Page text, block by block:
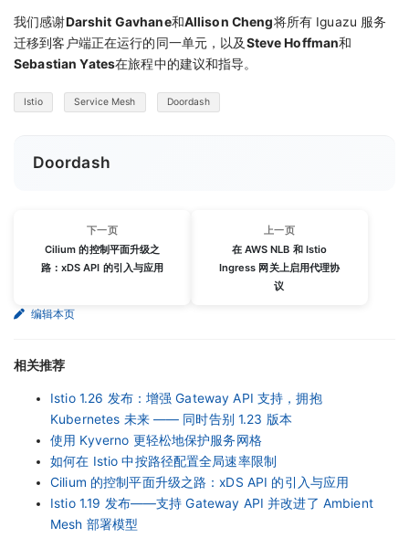
我们感谢Darshit Gavhane和Allison Cheng将所有 Iguazu 服务
迁移到客户端正在运行的同一单元，以及Steve Hoffman和
Sebastian Yates在旅程中的建议和指导。
Istio Service Mesh Doordash
Doordash
下一页
Cilium 的控制平面升级之
路：xDS API 的引入与应用
上一页
在 AWS NLB 和 Istio
Ingress 网关上启用代理协
议
编辑本页
相关推荐
Istio 1.26 发布：增强 Gateway API 支持，拥抱
Kubernetes 未来 —— 同时告别 1.23 版本
使用 Kyverno 更轻松地保护服务网格
如何在 Istio 中按路径配置全局速率限制
Cilium 的控制平面升级之路：xDS API 的引入与应用
Istio 1.19 发布——支持 Gateway API 并改进了 Ambient
Mesh 部署模型